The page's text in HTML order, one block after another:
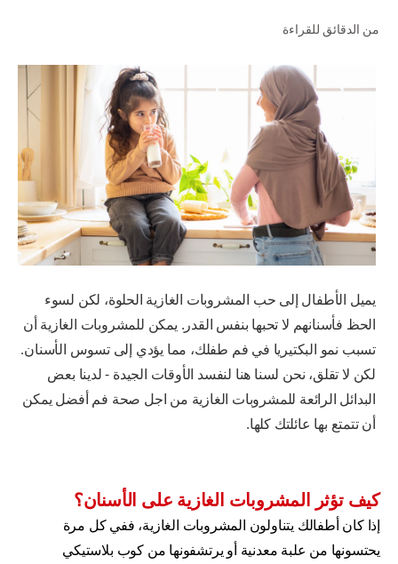
للمحترفين
الولايات المتحدة (الإنجليزية)
من الدقائق للقراءة
يميل الأطفال إلى حب المشروبات الغازية الحلوة، لكن لسوء
الحظ فأسنانهم لا تحبها بنفس القدر. يمكن للمشروبات الغازية أن
تسبب نمو البكتيريا في فم طفلك، مما يؤدي إلى تسوس الأسنان.
لكن لا تقلق، نحن لسنا هنا لنفسد الأوقات الجيدة - لدينا بعض
البدائل الرائعة للمشروبات الغازية من اجل صحة فم أفضل يمكن
أن تتمتع بها عائلتك كلها.
كيف تؤثر المشروبات الغازية على الأسنان؟
إذا كان أطفالك يتناولون المشروبات الغازية، ففي كل مرة
يحتسونها من علبة معدنية أو يرتشفونها من كوب بلاستيكي